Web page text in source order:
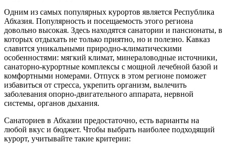
Одним из самых популярных курортов является Республика
Абхазия. Популярность и посещаемость этого региона
довольно высокая. Здесь находятся санатории и пансионаты, в
которых отдыхать не только приятно, но и полезно. Кавказ
славится уникальными природно-климатическими
особенностями: мягкий климат, минераловодные источники,
санаторно-курортные комплексы с мощной лечебной базой и
комфортными номерами. Отпуск в этом регионе поможет
избавиться от стресса, укрепить организм, вылечить
заболевания опорно-двигательного аппарата, нервной
системы, органов дыхания.
Санаториев в Абхазии предостаточно, есть варианты на
любой вкус и бюджет. Чтобы выбрать наиболее подходящий
курорт, учитывайте такие критерии: